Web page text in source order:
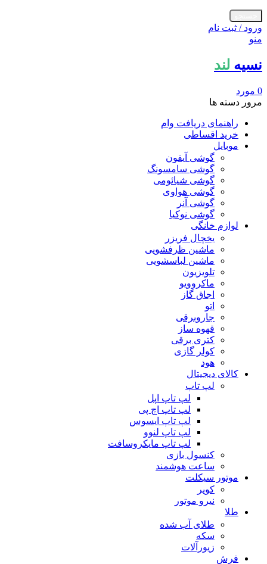
ورود / ثبت نام
منو
نسیه لند
0 مورد
مرور دسته ها
راهنمای دریافت وام
خرید اقساطی
موبایل
گوشی آیفون
گوشی سامسونگ
گوشی شیائومی
گوشی هواوی
گوشی آنر
گوشی نوکیا
لوازم خانگی
یخچال فریزر
ماشین ظرفشویی
ماشین لباسشویی
تلویزیون
ماکروویو
اجاق گاز
اتو
جاروبرقی
قهوه ساز
کتری برقی
کولر گازی
هود
کالای دیجیتال
لپ تاپ
لپ تاپ اپل
لپ تاپ اچ پی
لپ تاپ ایسوس
لپ تاپ لنوو
لپ تاپ مایکروسافت
کنسول بازی
ساعت هوشمند
موتور سیکلت
کویر
نیرو موتور
طلا
طلای آب شده
سکه
زیورآلات
فرش